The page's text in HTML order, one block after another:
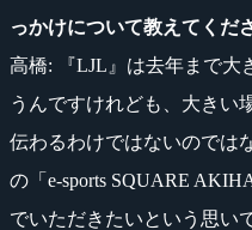
っかけについて教えてくだ
高橋: 『LJL』は去年まで大
うんですけれども、大きい
伝わるわけではないのでは
の「e-sports SQUARE
でいただきたいという思い